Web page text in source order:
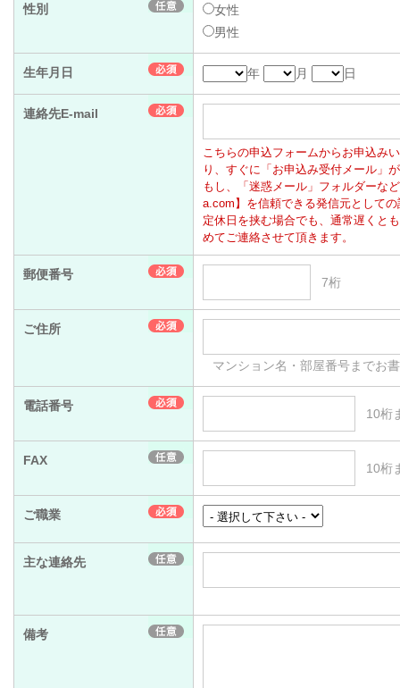
性別
女性
男性
生年月日 年 月 日
連絡先E-mail
こちらの申込フォームからお申込み
り、すぐに「お申込み受付メール」
もし、「迷惑メール」フォルダーな
a.com】を信頼できる発信元として
定休日を挟む場合でも、通常遅くと
めてご連絡させて頂きます。
郵便番号
7桁
ご住所
マンション名・部屋番号までお
電話番号
10桁
FAX
10桁
ご職業
主な連絡先
備考